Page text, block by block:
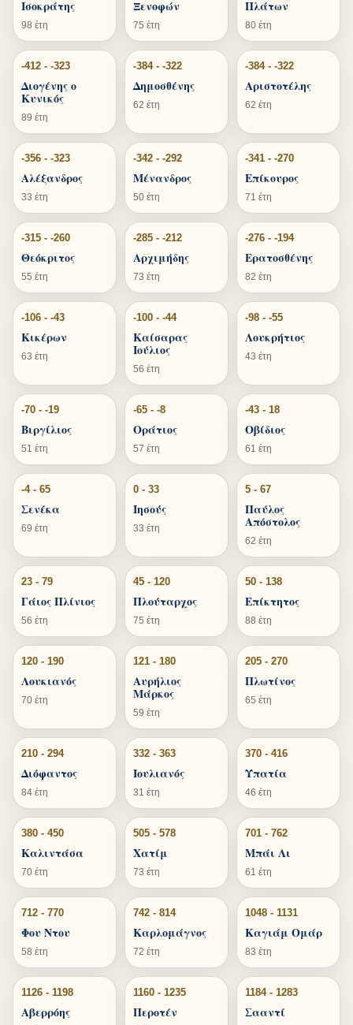
Ισοκράτης
98 έτη
Ξενοφών
75 έτη
Πλάτων
80 έτη
-412 - -323
Διογένης ο
Κυνικός
89 έτη
-384 - -322
Δημοσθένης
62 έτη
-384 - -322
Αριστοτέλης
62 έτη
-356 - -323
Αλέξανδρος
33 έτη
-342 - -292
Μένανδρος
50 έτη
-341 - -270
Επίκουρος
71 έτη
-315 - -260
Θεόκριτος
55 έτη
-285 - -212
Αρχιμήδης
73 έτη
-276 - -194
Ερατοσθένης
82 έτη
-106 - -43
Κικέρων
63 έτη
-100 - -44
Καίσαρας
Ιούλιος
56 έτη
-98 - -55
Λουκρήτιος
43 έτη
-70 - -19
Βιργίλιος
51 έτη
-65 - -8
Οράτιος
57 έτη
-43 - 18
Οβίδιος
61 έτη
-4 - 65
Σενέκα
69 έτη
0 - 33
Ιησούς
33 έτη
5 - 67
Παύλος
Απόστολος
62 έτη
23 - 79
Γάιος Πλίνιος
56 έτη
45 - 120
Πλούταρχος
75 έτη
50 - 138
Επίκτητος
88 έτη
120 - 190
Λουκιανός
70 έτη
121 - 180
Αυρήλιος
Μάρκος
59 έτη
205 - 270
Πλωτίνος
65 έτη
210 - 294
Διόφαντος
84 έτη
332 - 363
Ιουλιανός
31 έτη
370 - 416
Υπατία
46 έτη
380 - 450
Καλιντάσα
70 έτη
505 - 578
Χατίμ
73 έτη
701 - 762
Μπάι Λι
61 έτη
712 - 770
Φου Ντου
58 έτη
742 - 814
Καρλομάγνος
72 έτη
1048 - 1131
Καγιάμ Ομάρ
83 έτη
1126 - 1198
Αβερρόης
1160 - 1235
Περοτέν
1184 - 1283
Σααντί